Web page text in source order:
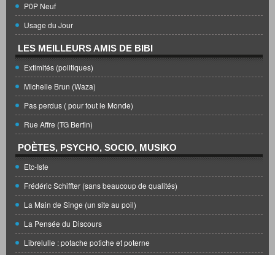
P0P Neuf
Usage du Jour
LES MEILLEURS AMIS DE BIBI
Extimités (politiques)
Michelle Brun (Waza)
Pas perdus ( pour tout le Monde)
Rue Affre (TG Bertin)
POÈTES, PSYCHO, SOCIO, MUSIKO
Etc-Iste
Frédéric Schiffter (sans beaucoup de qualités)
La Main de Singe (un site au poil)
La Pensée du Discours
Librelulle : potache potiche et poterne